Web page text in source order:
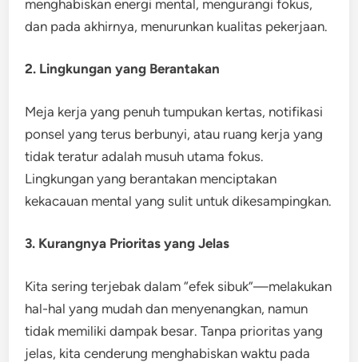
menghabiskan energi mental, mengurangi fokus,
dan pada akhirnya, menurunkan kualitas pekerjaan.
2. Lingkungan yang Berantakan
Meja kerja yang penuh tumpukan kertas, notifikasi
ponsel yang terus berbunyi, atau ruang kerja yang
tidak teratur adalah musuh utama fokus.
Lingkungan yang berantakan menciptakan
kekacauan mental yang sulit untuk dikesampingkan.
3. Kurangnya Prioritas yang Jelas
Kita sering terjebak dalam “efek sibuk”—melakukan
hal-hal yang mudah dan menyenangkan, namun
tidak memiliki dampak besar. Tanpa prioritas yang
jelas, kita cenderung menghabiskan waktu pada